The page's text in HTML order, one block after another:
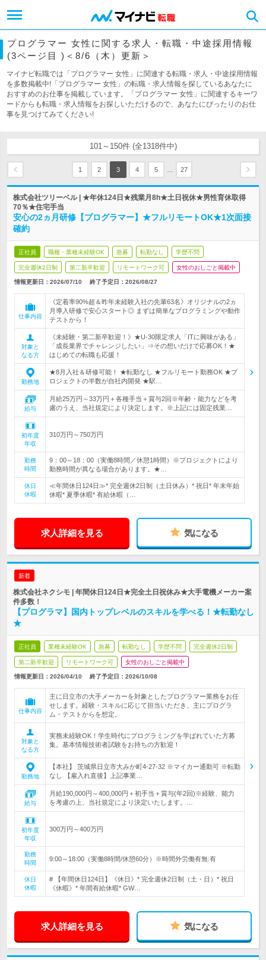
プログラマー 女性に関する求人・転職・中途採用情報
(3ページ目 )＜8/6（木）更新＞
マイナビ転職では「プログラマー 女性」に関連する転職・求人・中途採用情報
を多数掲載中!「プログラマー 女性」の転職・求人情報を探しているあなたに
おすすめのお仕事を掲載しています。「プログラマー 女性」に関連するキーワ
ードからも転職・求人情報をお探しいただけるので、あなたにぴったりのお仕
事を見つけてみてください!
101～150件 (全1318件中)
1 2 3 4 5 27
株式会社ツリーベル | ★年休124日★残業月8h★土日祝休★男性育休取得
70％★住宅手当
安心の2ヵ月研修【プログラマー】★フルリモートOK★1次面接
確約
正社員 職種・業種未経験OK 急募 転勤なし 学歴不問
完全週休2日制 第二新卒歓迎 リモートワーク可 女性のおしごと掲載中
情報更新日：2026/07/10 終了予定日： 2026/08/27
仕事内容
《定着率90%超＆昨年未経験入社の先輩63名》オリジナルの2ヵ
月導入研修で安心スタート◎ まずは簡単なプログラミングや動作
テストから！
対象と
なる方
《未経験・第二新卒歓迎！》★U-30限定求人「ITに興味がある」
「成長業界でチャレンジしたい」⇒その想いだけで応募OK！★
はじめての転職も応援！
勤務地
★8月入社＆研修可能！ ★転勤なし ★フルリモート勤務OK ★プ
ロジェクトの半数が自社内開発 ★駅…
給与
月給25万円～33万円＋各種手当＋賞与2回※年齢・能力などを考
慮のうえ、当社規定により決定します。※上記には固定残業…
初年度
年収
310万円～750万円
勤務
時間
9：00～18：00（実働8時間／休憩1時間）※プロジェクトにより
勤務時間が異なる場合があります。★…
休日
休暇
≪年間休日124日≫* 完全週休2日制（土日休み）* 祝日* 年末年始
休暇* 夏季休暇* 有給休暇（…
求人詳細を見る 気になる
新着
株式会社ネクシモ | 年間休日124日★完全土日祝休み★大手電機メーカー案
件多数！
【プログラマ】国内トップレベルのスキルを学べる！★転勤なし
★
正社員 業種未経験OK 急募 転勤なし 学歴不問 完全週休2日制
第二新卒歓迎 リモートワーク可 女性のおしごと掲載中
情報更新日：2026/04/10 終了予定日： 2026/10/08
仕事内容
主に日立市の大手メーカーを対象としたプログラマー業務をお任
せします。経験・スキルに応じて担当いただき、主にプログラ
ム・テストからを想定。
対象と
なる方
実務未経験OK！学生時代にプログラミングを学ばれていた方募
集。基本情報技術者試験をお持ちの方歓迎！
勤務地
【本社】 茨城県日立市大みか町4-27-32 ※マイカー通勤可 ※転勤
なし 【雇入れ直後】上記事業…
給与
月給190,000円～400,000円＋初手当＋賞与(年2回)※経験、能力
を考慮の上、当社規定により決定いたします。…
初年度
年収
300万円～400万円
勤務
時間
9:00～18:00（実働8時間/休憩60分）※時間外労働有無:有
休日
休暇
# 【年間休日124日】《休日》* 完全週休2日制（土・日）* 祝日
《休暇》* 年間有給休暇* GW…
求人詳細を見る 気になる